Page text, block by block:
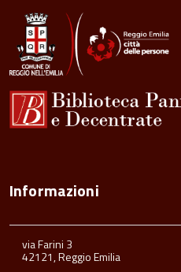
Informazioni
via Farini 3
42121, Reggio Emilia